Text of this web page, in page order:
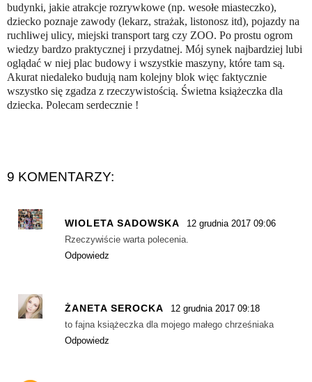
budynki, jakie atrakcje rozrywkowe (np. wesołe miasteczko),
dziecko poznaje zawody (lekarz, strażak, listonosz itd), pojazdy na
ruchliwej ulicy, miejski transport targ czy ZOO. Po prostu ogrom
wiedzy bardzo praktycznej i przydatnej. Mój synek najbardziej lubi
oglądać w niej plac budowy i wszystkie maszyny, które tam są.
Akurat niedaleko budują nam kolejny blok więc faktycznie
wszystko się zgadza z rzeczywistością. Świetna książeczka dla
dziecka. Polecam serdecznie !
9 KOMENTARZY:
WIOLETA SADOWSKA
12 grudnia 2017 09:06
Rzeczywiście warta polecenia.
Odpowiedz
ŻANETA SEROCKA
12 grudnia 2017 09:18
to fajna książeczka dla mojego małego chrześniaka
Odpowiedz